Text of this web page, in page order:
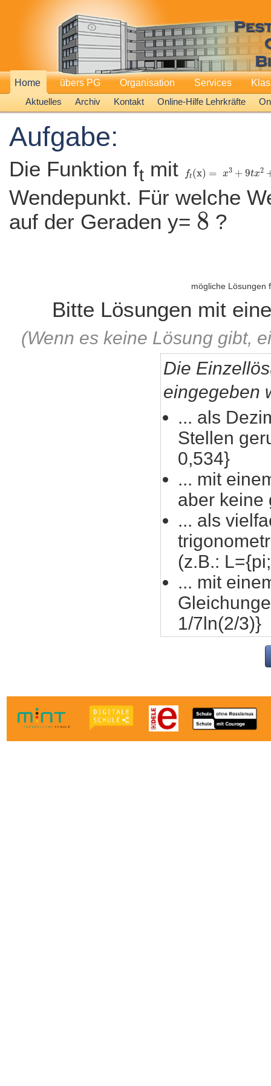
Home
Aktuelles
Archiv Kontakt Online-Hilfe Lehrkräfte
übers PG Organisation Services
Aufgabe:
Die Funktion ft mit t (x)= 3 + tx +
Wendepunkt. Für welche
auf der Geraden y=
8
?
mögliche Lösungen
Bitte Lösungen mit
(Wenn es keine Lösung gibt,
Die
eingegeben
... als
Stellen
0,534}
... mit
aber keine
... als
(z.B.:
... mit
1/7ln(2/3)}